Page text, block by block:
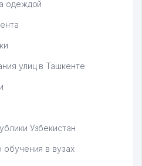
одеждой
улиц в Ташкенте
Узбекистан
обучения в вузах